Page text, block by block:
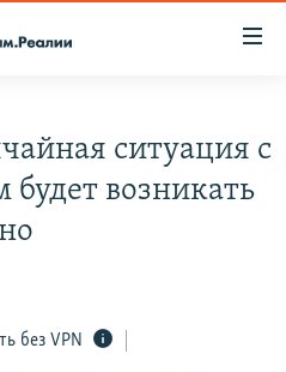
ИСТОРИЙ СОПРОТИВЛЕНИЯ
ситуация с
возникать
без VPN